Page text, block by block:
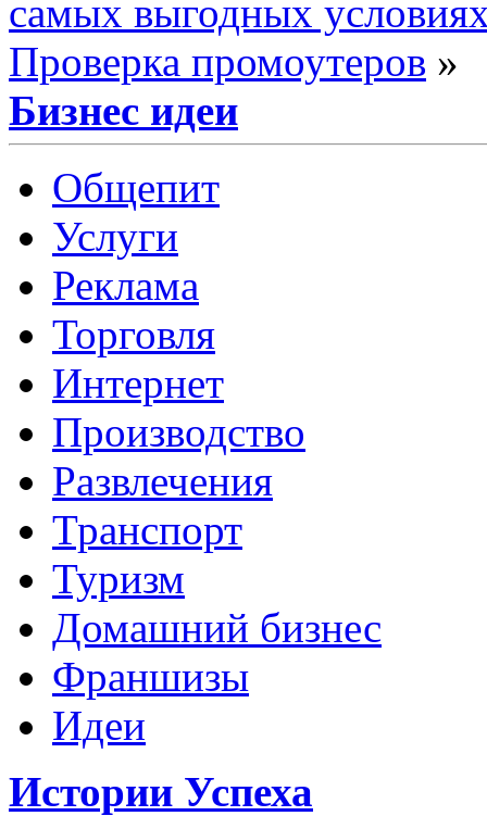
самых выгодных
Проверка промоутеров »
Бизнес идеи
Общепит
Услуги
Реклама
Торговля
Интернет
Производство
Развлечения
Транспорт
Туризм
Домашний бизнес
Франшизы
Идеи
Истории Успеха